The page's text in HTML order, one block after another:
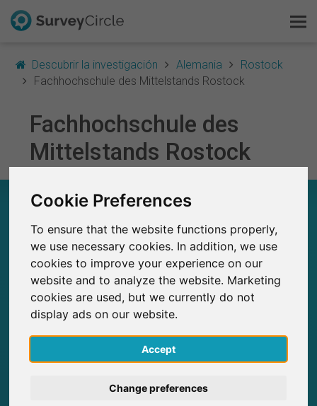
Cookie Preferences
To ensure that the website functions properly,
we use necessary cookies. In addition, we use
cookies to improve your experience on our
website and to analyze the website. Marketing
cookies are used, but we currently do not
display ads on our website.
Accept
Change preferences
Descubrir la investigación Alemania
Rostock
Fachhochschule des Mittelstands Rostock
Fachhochschule des
Mittelstands Rostock
FACHHOCHSCHULE DES MITTELSTANDS
0
Número total de estudios publicados en
SurveyCircle
0
Estudios actuales en SurveyCircle
0
Participantes obtenidos a través de
SurveyCircle
0
Esto es SurveyCircle
Survey Ranking
Explorar la investigación
FAQ
Regístrate gratis
Iniciar sesión
English